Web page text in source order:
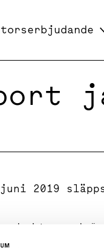
2019
intresserade
resultatet